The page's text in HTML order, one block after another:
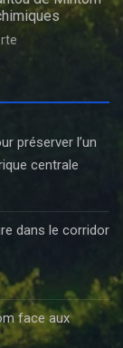
préserver l’un
centrale
dans le corridor
face aux